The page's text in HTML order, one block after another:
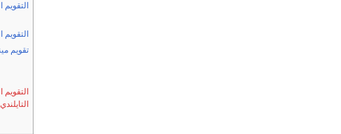
تقويم
التايلندي